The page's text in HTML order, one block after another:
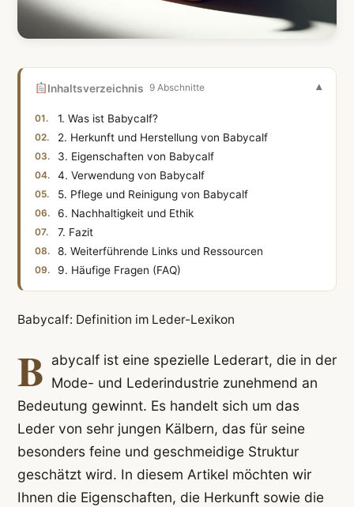
Inhaltsverzeichnis 9 Abschnitte
1. Was ist Babycalf?
2. Herkunft und Herstellung von Babycalf
3. Eigenschaften von Babycalf
4. Verwendung von Babycalf
5. Pflege und Reinigung von Babycalf
6. Nachhaltigkeit und Ethik
7. Fazit
8. Weiterführende Links und Ressourcen
9. Häufige Fragen (FAQ)
Babycalf: Definition im Leder-Lexikon
B abycalf ist eine spezielle Lederart, die in der
Mode- und Lederindustrie zunehmend an
Bedeutung gewinnt. Es handelt sich um das
Leder von sehr jungen Kälbern, das für seine
besonders feine und geschmeidige Struktur
geschätzt wird. In diesem Artikel möchten wir
Ihnen die Eigenschaften, die Herkunft sowie die